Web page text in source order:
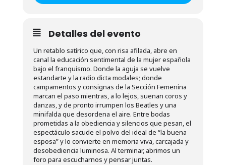
Detalles del evento
Un retablo satírico que, con risa afilada, abre en
canal la educación sentimental de la mujer española
bajo el franquismo. Donde la aguja se vuelve
estandarte y la radio dicta modales; donde
campamentos y consignas de la Sección Femenina
marcan el paso mientras, a lo lejos, suenan coros y
danzas, y de pronto irrumpen los Beatles y una
minifalda que desordena el aire. Entre bodas
prometidas a la obediencia y silencios que pesan, el
espectáculo sacude el polvo del ideal de “la buena
esposa” y lo convierte en memoria viva, carcajada y
desobediencia luminosa. Al terminar, abrimos un
foro para escucharnos y pensar juntas.